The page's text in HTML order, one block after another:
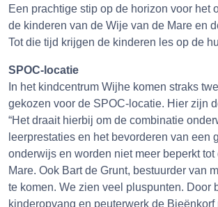
Een prachtige stip op de horizon voor
de kinderen van de Wije van de Mare en
Tot die tijd krijgen de kinderen les op de
SPOC-locatie
In het kindcentrum Wijhe komen straks
gekozen voor de SPOC-locatie. Hier zijn
“Het draait hierbij om de combinatie
leerprestaties en het bevorderen van
onderwijs en worden niet meer beperkt
Mare. Ook Bart de Grunt, bestuurder van
te komen. We zien veel pluspunten. Door
kinderopvang en peuterwerk de